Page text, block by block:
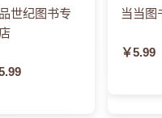
拟化的结构/工具与机制
hypervisor与Xen体系结构
编译器支持的半虚拟化技术
泛使用。然而，回滚意味着浪
如果执行时间是至关重要的，
么回滚时间是无法容忍的，应
。在这个机制下，系统并不回
世纪图书专
鲁大林
当当图
￥5.99